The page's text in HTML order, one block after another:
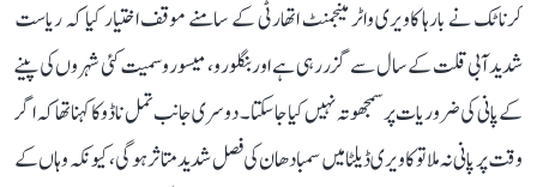
کرناٹک نے بارہا کاویری واٹر مینجمنٹ اتھارٹی کے سامنے موقف اختیار کیا کہ ریاست
شدید آبی قلت کے سال سے گزر رہی ہے اور بنگلورو، میسورو سمیت کئی شہروں کی پینے
کے پانی کی ضروریات پر سمجھوتہ نہیں کیا جا سکتا۔ دوسری جانب تمل ناڈو کا کہنا تھا کہ اگر
وقت پر پانی نہ ملا تو کاویری ڈیلٹا میں سمبا دھان کی فصل شدید متاثر ہوگی، کیونکہ وہاں کے